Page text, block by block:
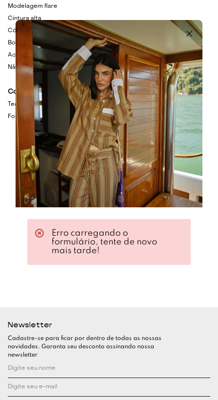
Modelagem flare
Cintura alta
Cós com cordão
Bolsos laterais e posteriores
Acabamento em nervuras verticais
Não possui fechamento
Composição
Tecido: 68% Viscose, 27% Poliamida, 5% Elastano
Forro: 100% Acetato
Newsletter
Cadastre-se para ficar por dentro de todas as nossas
novidades. Garanta seu desconto assinando nossa
newsletter
Erro carregando o
formulário, tente de novo
mais tarde!